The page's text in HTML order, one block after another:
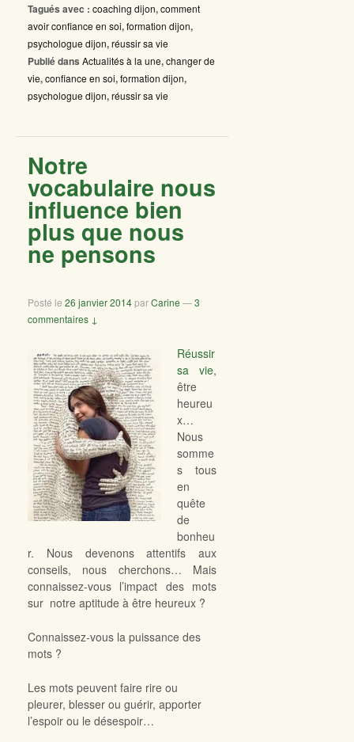
Tagués avec : coaching dijon,comment
avoir confiance en soi,formation dijon,
psychologue dijon,réussir sa vie
Publié dans Actualités à la une,changer de
vie,confiance en soi,formation dijon,
psychologue dijon,réussir sa vie
Notre
vocabulaire nous
influence bien
plus que nous
ne pensons
Posté le 26 janvier 2014parCarine —3
commentaires ↓
Réussir
sa vie,
être
heureu
x…
Nous
somme
s tous
en
quête
de
bonheu
r. Nous devenons attentifs aux
conseils, nous cherchons… Mais
connaissez-vous l’impact des mots
sur notre aptitude à être heureux ?
Connaissez-vous la puissance des
mots ?
Les mots peuvent faire rire ou
pleurer, blesser ou guérir, apporter
l’espoir ou le désespoir…